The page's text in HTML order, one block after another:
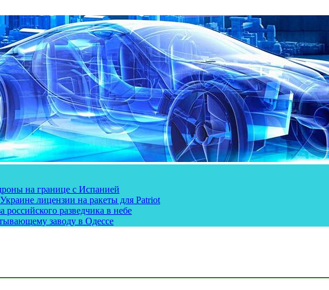
на границе с Испанией
лицензии на ракеты для Patriot
разведчика в небе
заводу в Одессе